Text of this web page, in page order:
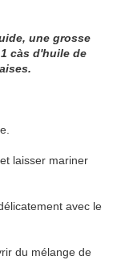
une grosse
càs d'huile de
laisser mariner
avec le
du mélange de